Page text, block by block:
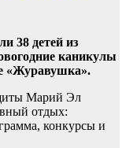
38 детей из
каникулы
«Журавушка».
Марий Эл
отдых:
конкурсы и